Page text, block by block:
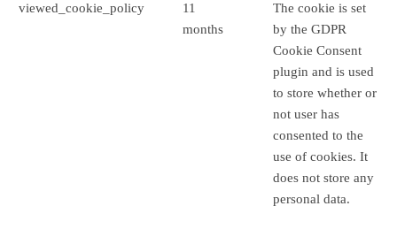
viewed_cookie_policy
11
months
The cookie is set
by the GDPR
Cookie Consent
plugin and is used
to store whether or
not user has
consented to the
use of cookies. It
does not store any
personal data.